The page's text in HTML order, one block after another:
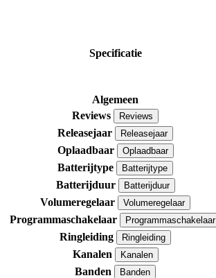
Specificatie
Algemeen
Reviews
Reviews
Releasejaar Releasejaar
Oplaadbaar
Oplaadbaar
Batterijtype Batterijtype
Batterijduur
Batterijduur
Volumeregelaar
Volumeregelaar
Programmaschakelaar Programmaschakelaar
Ringleiding Ringleiding
Kanalen Kanalen
Banden
Banden